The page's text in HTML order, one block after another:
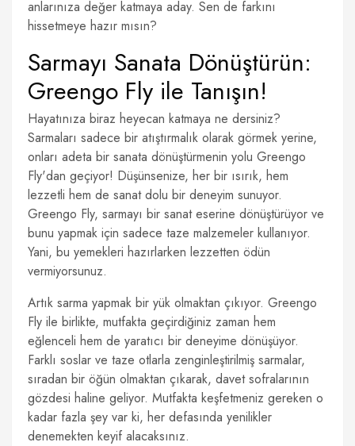
anlarınıza değer katmaya aday. Sen de farkını
hissetmeye hazır mısın?
Sarmayı Sanata Dönüştürün:
Greengo Fly ile Tanışın!
Hayatınıza biraz heyecan katmaya ne dersiniz?
Sarmaları sadece bir atıştırmalık olarak görmek yerine,
onları adeta bir sanata dönüştürmenin yolu Greengo
Fly'dan geçiyor! Düşünsenize, her bir ısırık, hem
lezzetli hem de sanat dolu bir deneyim sunuyor.
Greengo Fly, sarmayı bir sanat eserine dönüştürüyor ve
bunu yapmak için sadece taze malzemeler kullanıyor.
Yani, bu yemekleri hazırlarken lezzetten ödün
vermiyorsunuz.
Artık sarma yapmak bir yük olmaktan çıkıyor. Greengo
Fly ile birlikte, mutfakta geçirdiğiniz zaman hem
eğlenceli hem de yaratıcı bir deneyime dönüşüyor.
Farklı soslar ve taze otlarla zenginleştirilmiş sarmalar,
sıradan bir öğün olmaktan çıkarak, davet sofralarının
gözdesi haline geliyor. Mutfakta keşfetmeniz gereken o
kadar fazla şey var ki, her defasında yenilikler
denemekten keyif alacaksınız.